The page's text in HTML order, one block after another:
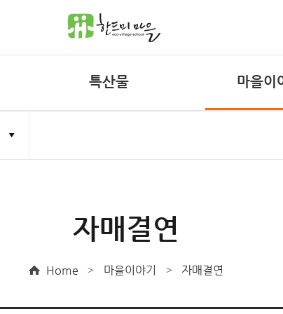
특산물 마을이
거부
자매결연
Home > 마을이야기 > 자매결연